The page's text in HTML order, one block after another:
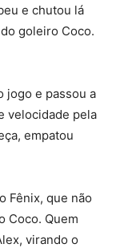
e chutou lá
goleiro Coco.
jogo e passou a
velocidade pela
empatou
Fênix, que não
Coco. Quem
virando o